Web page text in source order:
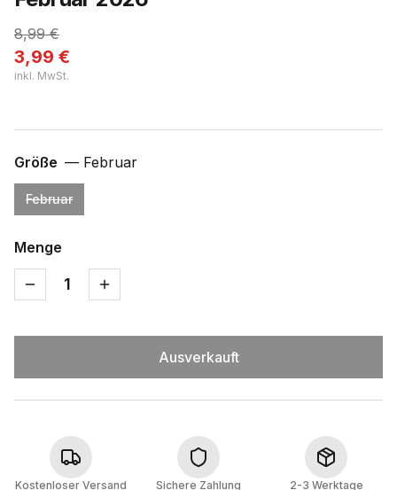
8,99€
3,99 €
inkl. MwSt.
Größe — Februar
Februar
Menge
1
Ausverkauft
Kostenloser Versand
Sichere Zahlung 2-3 Werktage